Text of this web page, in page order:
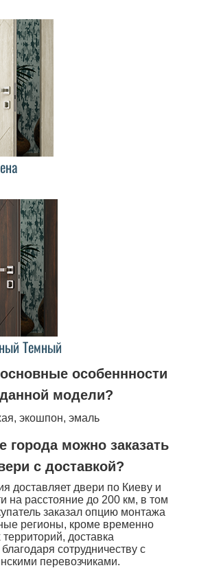
Темный
основные особеннности
данной модели?
экошпон, эмаль
города можно заказать
с доставкой?
доставляет двери по Киеву и
на расстояние до 200 км, в том
заказал опцию монтажа
регионы, кроме временно
доставка
сотрудничеству с
перевозчиками.